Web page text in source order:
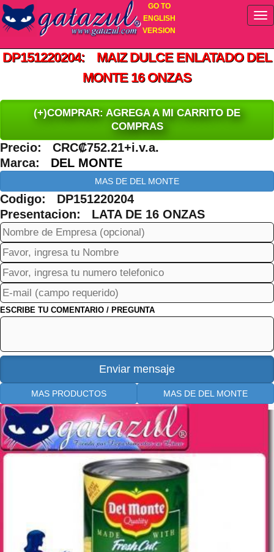
GO TO
ENGLISH
VERSION
DP151220204: MAIZ DULCE ENLATADO DEL
MONTE 16 ONZAS
(+)COMPRAR: AGREGA A MI CARRITO DE
COMPRAS
Precio: CRC₡752.21+i.v.a.
Marca: DEL MONTE
MAS DE DEL MONTE
Codigo: DP151220204
Presentacion: LATA DE 16 ONZAS
ESCRIBE TU COMENTARIO / PREGUNTA
MAS PRODUCTOS MAS DE DEL MONTE